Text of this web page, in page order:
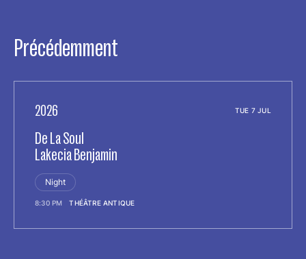
Précédemment
2026 TUE 7 JUL
De La Soul
Lakecia Benjamin
Night
8:30 PM THÉÂTRE ANTIQUE